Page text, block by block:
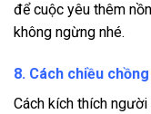
để cuộc yêu thêm
không ngừng nhé.
8. Cách chiều
Cách kích thích